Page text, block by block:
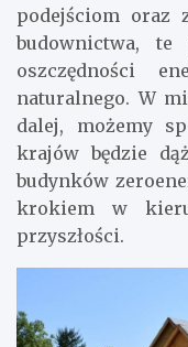
podejściom oraz
budownictwa,
oszczędności
naturalnego. W
dalej, możemy
krajów będzie
budynków
krokiem w
przyszłości.